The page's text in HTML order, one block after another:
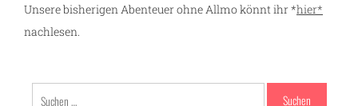
Unsere bisherigen Abenteuer ohne Allmo könnt ihr *hier*
nachlesen.